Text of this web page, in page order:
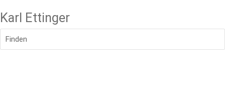
Karl Ettinger
Finden